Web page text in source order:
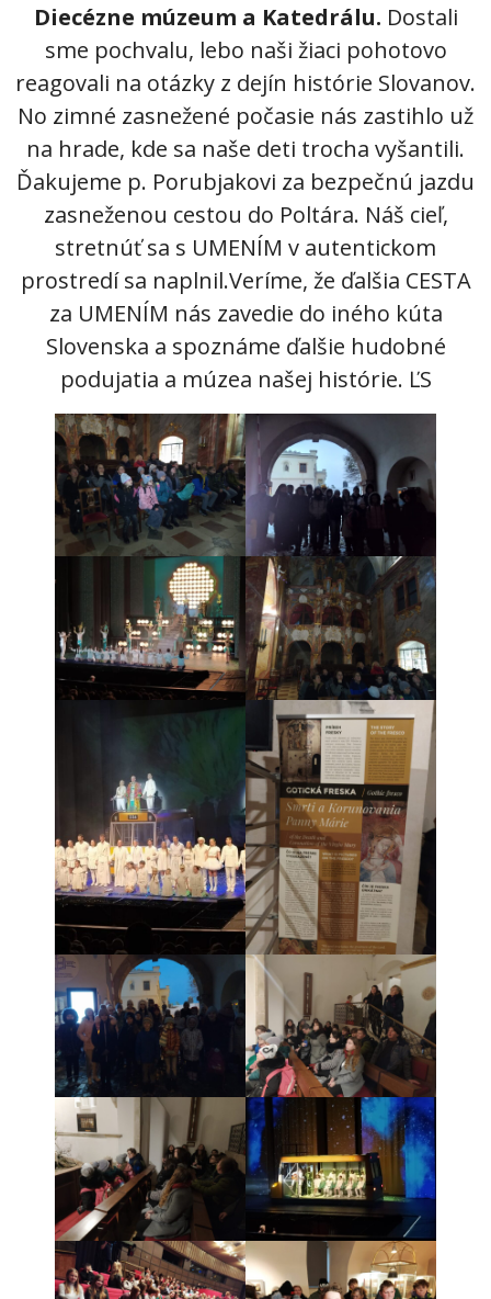
- Povinné zverejňovanie informácií
- - Organizačná štruktúra ZUŠ Poltár
- - Zriaďovacia listina ZUŠ Poltár
- - Zoznam platných vnútorných predpisov
- - Dodatok č.1, č.2 k ZL ZUŠ Poltár
- - Pedagogická rada
- Verejné obstarávanie
- - Plán verejného obstarávania
- - Súhrnná správa za rok 2021
- Dokumenty minedu a statpedu
- Prijímacie konanie
- Aktuality
- Informácia pre uchádzača o zamestnanie
- Termíny školských prázdnin
Projekty
- Cesta za umením
- Projekt Zuška do uška
Galéria
- Pozvánky na koncerty
- Koncerty
- Súťaže
- Výstavy VO
- Videá
- Absolventské tablá
Faktúry, zmluvy, objednávky
- Zmluvy
Diecézne múzeum a Katedrálu. Dostali
sme pochvalu, lebo naši žiaci pohotovo
reagovali na otázky z dejín histórie Slovanov.
No zimné zasnežené počasie nás zastihlo už
na hrade, kde sa naše deti trocha vyšantili.
Ďakujeme p. Porubjakovi za bezpečnú jazdu
zasneženou cestou do Poltára. Náš cieľ,
stretnúť sa s UMENÍM v autentickom
prostredí sa naplnil.Veríme, že ďalšia CESTA
za UMENÍM nás zavedie do iného kúta
Slovenska a spoznáme ďalšie hudobné
podujatia a múzea našej histórie. ĽS